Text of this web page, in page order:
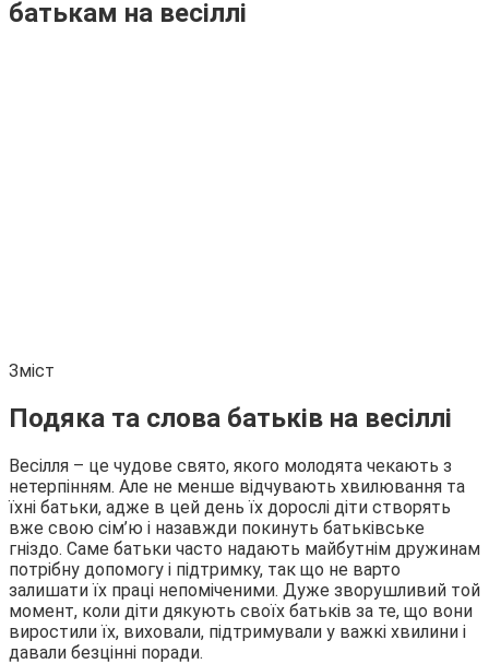
батькам на весіллі
Зміст
Подяка та слова батьків на весіллі
Весілля – це чудове свято, якого молодята чекають з
нетерпінням. Але не менше відчувають хвилювання та
їхні батьки, адже в цей день їх дорослі діти створять
вже свою сім’ю і назавжди покинуть батьківське
гніздо. Саме батьки часто надають майбутнім дружинам
потрібну допомогу і підтримку, так що не варто
залишати їх праці непоміченими. Дуже зворушливий той
момент, коли діти дякують своїх батьків за те, що вони
виростили їх, виховали, підтримували у важкі хвилини і
давали безцінні поради.